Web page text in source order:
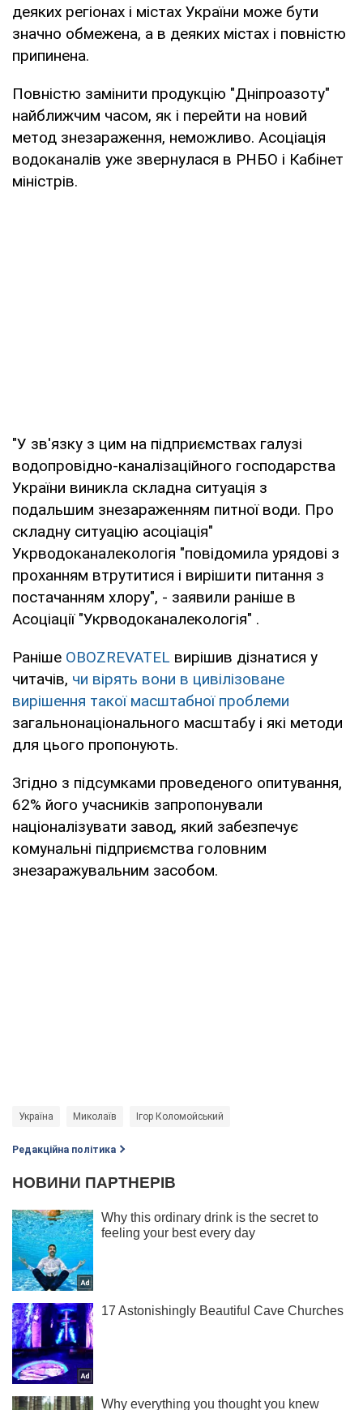
деяких регіонах і містах України може бути
значно обмежена, а в деяких містах і повністю
припинена.
Повністю замінити продукцію "Дніпроазоту"
найближчим часом, як і перейти на новий
метод знезараження, неможливо. Асоціація
водоканалів уже звернулася в РНБО і Кабінет
міністрів.
"У зв'язку з цим на підприємствах галузі
водопровідно-каналізаційного господарства
України виникла складна ситуація з
подальшим знезараженням питної води. Про
складну ситуацію асоціація"
Укрводоканалекологія "повідомила урядові з
проханням втрутитися і вирішити питання з
постачанням хлору", - заявили раніше в
Асоціації "Укрводоканалекологія" .
Раніше OBOZREVATEL вирішив дізнатися у
читачів, чи вірять вони в цивілізоване
вирішення такої масштабної проблеми
загальнонаціонального масштабу і які методи
для цього пропонують.
Згідно з підсумками проведеного опитування,
62% його учасників запропонували
націоналізувати завод, який забезпечує
комунальні підприємства головним
знезаражувальним засобом.
Україна Миколаїв Ігор Коломойський
Редакційна політика